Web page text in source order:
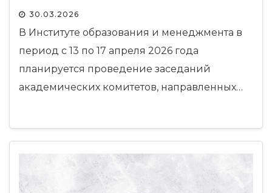
30.03.2026
В Институте образования и менеджмента в
период с 13 по 17 апреля 2026 года
планируется проведение заседаний
академических комитетов, направленных…